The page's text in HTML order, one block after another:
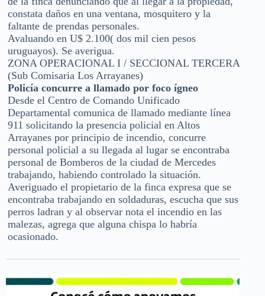
constata daños en una ventana, mosquitero y la
faltante de prendas personales.
Avaluando en U$ 2.100( dos mil cien pesos
uruguayos). Se averigua.
ZONA OPERACIONAL I / SECCIONAL TERCERA
(Sub Comisaria Los Arrayanes)
Policía concurre a llamado por foco ígneo
Desde el Centro de Comando Unificado
Departamental comunica de llamado mediante línea
911 solicitando la presencia policial en Altos
Arrayanes por principio de incendio, concurre
personal policial a su llegada al lugar se encontraba
personal de Bomberos de la ciudad de Mercedes
trabajando, habiendo controlado la situación.
Averiguado el propietario de la finca expresa que se
encontraba trabajando en soldaduras, escucha que sus
perros ladran y al observar nota el incendio en las
malezas, agrega que alguna chispa lo habría
ocasionado.